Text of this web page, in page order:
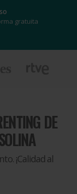
gratuita
DE
¡Calidad al